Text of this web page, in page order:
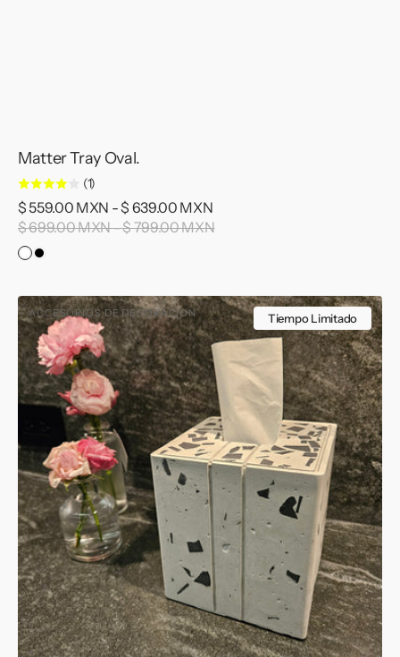
Matter Tray Oval.
(1)
Precio
de
venta
$ 559.00 MXN - $ 639.00 MXN
habitual
$ 699.00 MXN - $ 799.00 MXN
LightDark
Matter
Tissue
Holder
Square
(Pre-
Sale).
ACCESORIOS DE DECORACION Tiempo Limitado